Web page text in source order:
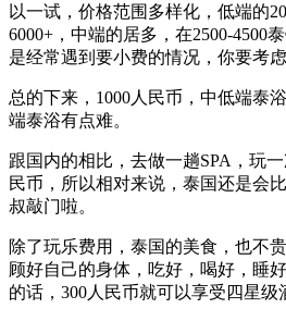
以一试，价格范围多样化，低端的
6000+，中端的居多，在2500-4500
是经常遇到要小费的情况，你要考虑
总的下来，1000人民币，中低端泰
端泰浴有点难。
跟国内的相比，去做一趟SPA，玩
民币，所以相对来说，泰国还是会
叔敲门啦。
除了玩乐费用，泰国的美食，也不
顾好自己的身体，吃好，喝好，睡
的话，300人民币就可以享受四星级